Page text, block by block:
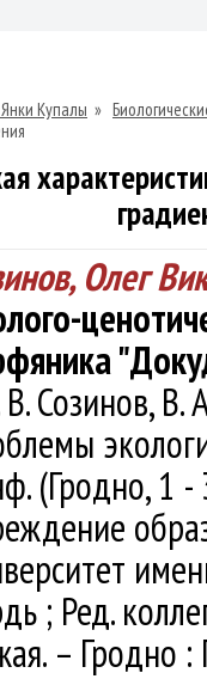
Купалы »
Олег
Созинов, В.
(Гродно, 1 -
; Ред.
– Гродно :